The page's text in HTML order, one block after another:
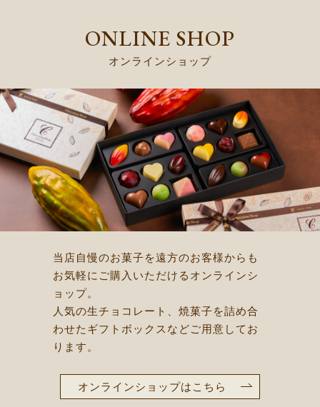
ONLINE SHOP
オンラインショップ
当店自慢のお菓子を遠方のお客様からも
お気軽にご購入いただけるオンラインシ
ョップ。
人気の生チョコレート、焼菓子を詰め合
わせたギフトボックスなどご用意してお
ります。
オンラインショップはこちら